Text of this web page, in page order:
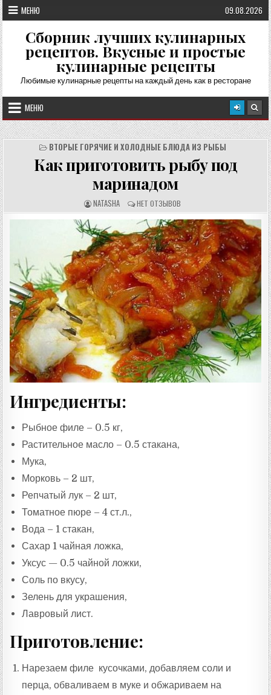
Перейти
к
содержимому
МЕНЮ 09.08.2026
Сборник лучших кулинарных
рецептов. Вкусные и простые
кулинарные рецепты
Любимые кулинарные рецепты на каждый день как в ресторане
МЕНЮ
ВТОРЫЕ ГОРЯЧИЕ И ХОЛОДНЫЕ БЛЮДА ИЗ РЫБЫ
Как приготовить рыбу под
маринадом
А
В
Т
О
Р
Р
Е
Ц
Е
П
Т
А
:
NATASHA О
Т
З
Ы
В
Ы
:
НЕТ ОТЗЫВОВ
Ингредиенты:
Рыбное филе – 0.5 кг,
Растительное масло – 0.5 стакана,
Мука,
Морковь – 2 шт,
Репчатый лук – 2 шт,
Томатное пюре – 4 ст.л.,
Вода – 1 стакан,
Сахар 1 чайная ложка,
Уксус — 0.5 чайной ложки,
Соль по вкусу,
Зелень для украшения,
Лавровый лист.
Приготовление:
Нарезаем филе кусочками, добавляем соли и
перца, обваливаем в муке и обжариваем на